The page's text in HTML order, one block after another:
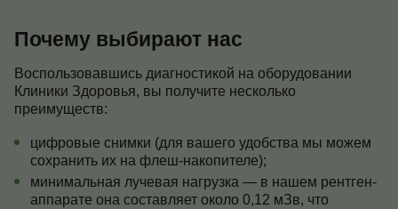
Почему выбирают нас
Воспользовавшись диагностикой на оборудовании
Клиники Здоровья, вы получите несколько
преимуществ:
цифровые снимки (для вашего удобства мы можем
сохранить их на флеш-накопителе);
минимальная лучевая нагрузка — в нашем рентген-
аппарате она составляет около 0,12 мЗв, что